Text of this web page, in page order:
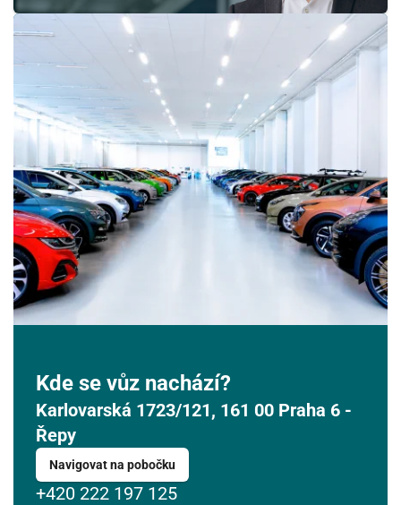
Kde se vůz nachází?
Karlovarská 1723/121, 161 00 Praha 6 -
Řepy
Navigovat na pobočku
+420 222 197 125
27 28 29 30 31 1 2
5 9
10 12 13 14 15
17 18 19 20
24 25 26 27 28 29 30
31 1 2 5 6